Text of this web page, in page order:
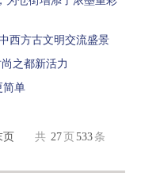
西方古文明交流盛景
之都新活力
简单
页 共 27 页 533 条